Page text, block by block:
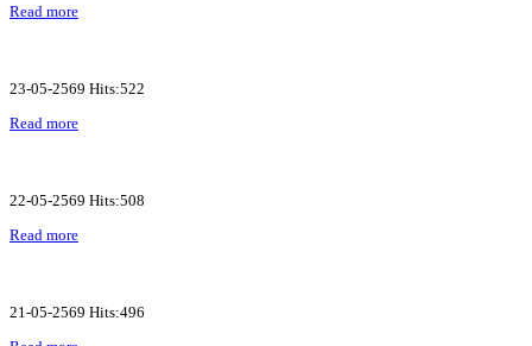
Read more
23-05-2569 Hits:522
Read more
22-05-2569 Hits:508
Read more
21-05-2569 Hits:496